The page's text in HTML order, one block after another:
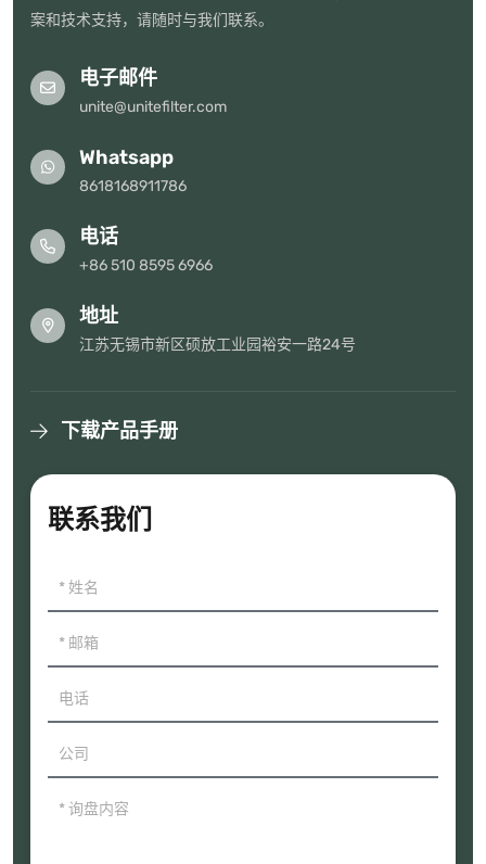
案和技术支持，请随时与我们联系。
电子邮件
unite@unitefilter.com
Whatsapp
8618168911786
电话
+86 510 8595 6966
地址
江苏无锡市新区硕放工业园裕安一路24号
下载产品手册
联系我们